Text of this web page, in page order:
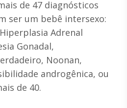
de 47 diagnósticos
ser um bebê intersexo:
Adrenal
Gonadal,
Noonan,
androgênica, ou
de 40.